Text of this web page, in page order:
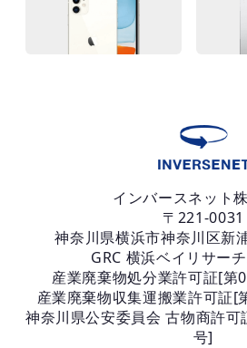
インバースネット
〒221-0031
神奈川県横浜市神奈川区新
GRC 横浜ベイリサー
産業廃棄物処分業許可証[第
産業廃棄物収集運搬業許可証[
神奈川県公安委員会 古物商許
号]